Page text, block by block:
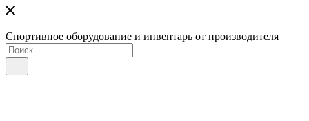
Спортивное оборудование и инвентарь от производителя